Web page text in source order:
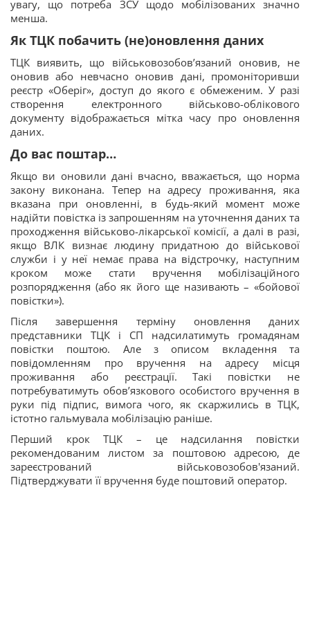
увагу, що потреба ЗСУ щодо мобілізованих значно
менша.
Як ТЦК побачить (не)оновлення даних
ТЦК виявить, що військовозобов’язаний оновив, не
оновив або невчасно оновив дані, промоніторивши
реєстр «Оберіг», доступ до якого є обмеженим. У разі
створення електронного військово-облікового
документу відображається мітка часу про оновлення
даних.
До вас поштар…
Якщо ви оновили дані вчасно, вважається, що норма
закону виконана. Тепер на адресу проживання, яка
вказана при оновленні, в будь-який момент може
надійти повістка із запрошенням на уточнення даних та
проходження військово-лікарської комісії, а далі в разі,
якщо ВЛК визнає людину придатною до військової
служби і у неї немає права на відстрочку, наступним
кроком може стати вручення мобілізаційного
розпорядження (або як його ще називають – «бойової
повістки»).
Після завершення терміну оновлення даних
представники ТЦК і СП надсилатимуть громадянам
повістки поштою. Але з описом вкладення та
повідомленням про вручення на адресу місця
проживання або реєстрації. Такі повістки не
потребуватимуть обов’язкового особистого вручення в
руки під підпис, вимога чого, як скаржились в ТЦК,
істотно гальмувала мобілізацію раніше.
Перший крок ТЦК – це надсилання повістки
рекомендованим листом за поштовою адресою, де
зареєстрований військовозобов'язаний.
Підтверджувати її вручення буде поштовий оператор.